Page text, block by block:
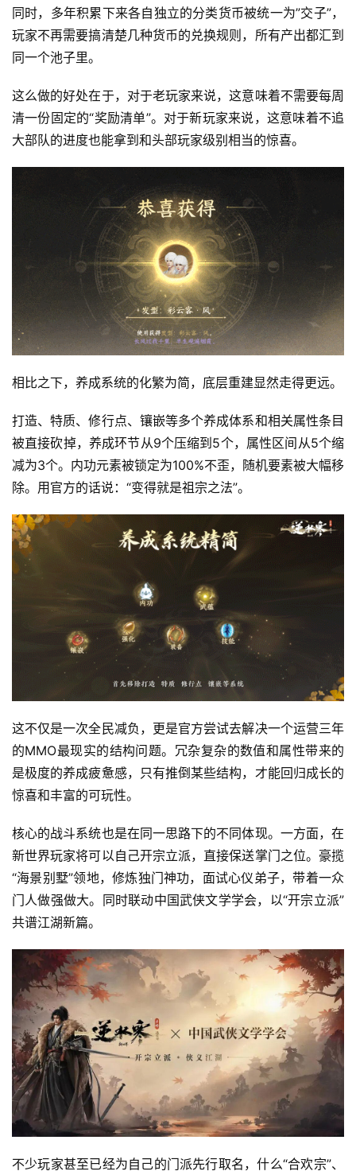
对
接
上
海
同时，多年积累下来各自独立的分类货币被统一为”交子”，
玩家不再需要搞清楚几种货币的兑换规则，所有产出都汇到
同一个池子里。
这么做的好处在于，对于老玩家来说，这意味着不需要每周
清一份固定的“奖励清单”。对于新玩家来说，这意味着不追
大部队的进度也能拿到和头部玩家级别相当的惊喜。
相比之下，养成系统的化繁为简，底层重建显然走得更远。
打造、特质、修行点、镶嵌等多个养成体系和相关属性条目
被直接砍掉，养成环节从9个压缩到5个，属性区间从5个缩
减为3个。内功元素被锁定为100%不歪，随机要素被大幅移
除。用官方的话说：“变得就是祖宗之法”。
这不仅是一次全民减负，更是官方尝试去解决一个运营三年
的MMO最现实的结构问题。冗杂复杂的数值和属性带来的
是极度的养成疲惫感，只有推倒某些结构，才能回归成长的
惊喜和丰富的可玩性。
核心的战斗系统也是在同一思路下的不同体现。一方面，在
新世界玩家将可以自己开宗立派，直接保送掌门之位。豪揽
“海景别墅”领地，修炼独门神功，面试心仪弟子，带着一众
门人做强做大。同时联动中国武侠文学学会，以“开宗立派”
共谱江湖新篇。
不少玩家甚至已经为自己的门派先行取名，什么“合欢宗”、